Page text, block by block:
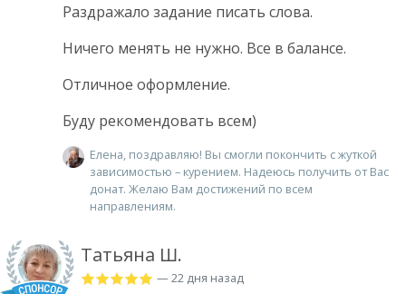
Раздражало задание писать слова.
Ничего менять не нужно. Все в балансе.
Отличное оформление.
Буду рекомендовать всем)
Елена, поздравляю! Вы смогли покончить с жуткой
зависимостью – курением. Надеюсь получить от Вас
донат. Желаю Вам достижений по всем
направлениям.
Татьяна Ш.
— 22 дня назад